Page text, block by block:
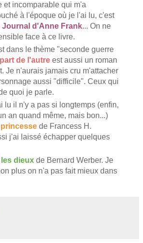
et incomparable qui m'a
à l'époque où je l'ai lu, c'est
Journal d'Anne Frank... On ne
face à ce livre.
dans le thème "seconde guerre
de l'autreest aussi un roman
Je n'aurais jamais cru m'attacher
aussi "difficile". Ceux qui
quoi je parle.
lu il n'y a pas si longtemps (enfin,
an quand même, mais bon...)
de Francess H.
j'ai laissé échapper quelques
les dieuxde Bernard Werber. Je
plus on n'a pas fait mieux dans